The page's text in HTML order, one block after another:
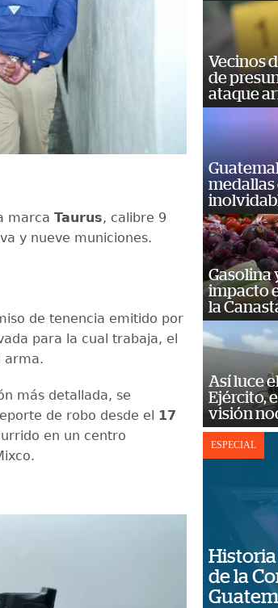
marca Taurus, calibre 9
y nueve municiones.
de tenencia emitido por
para la cual trabaja, el
arma.
más detallada, se
de robo desde el 17
en un centro
Vecinos
de
ataque
medallas
Gasolina
impacto
la
Así luce
Ejército,
visión
ESPECIAL
Historia
de la